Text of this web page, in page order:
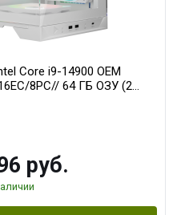
Core i9-14900 OEM
8PC// 64 ГБ ОЗУ (2
WATERFORCE
руб.